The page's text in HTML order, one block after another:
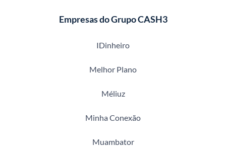
Empresas do Grupo CASH3
IDinheiro
Melhor Plano
Méliuz
Minha Conexão
Muambator